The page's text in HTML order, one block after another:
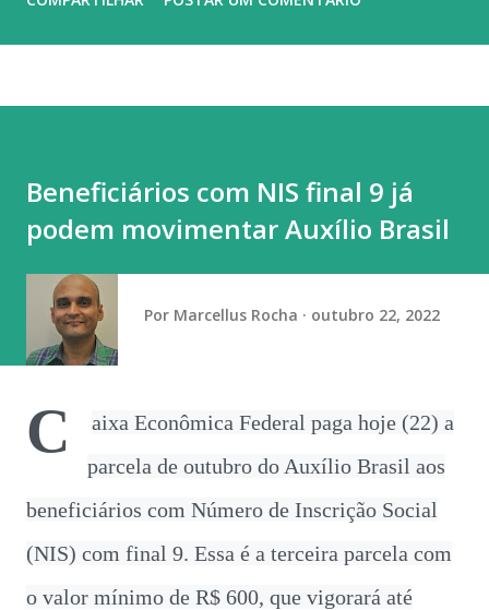
Central (BC) do Brasil estuda interligar o Pix com sistemas
interligações bilaterais como a participação em hubs
multilaterais. Essas interligações permitiriam a realização
disponibilização dos recursos em moeda local em poucos
segundos”, diz o BC. A agenda de novos produtos e
funcionalidades do Pix foi divulgada, nesta segunda-feira
informou ainda ...
Beneficiários com NIS final 9 já
podem movimentar Auxílio Brasil
Por Marcellus Rocha outubro 22, 2022
C
aixa Econômica Federal paga hoje (22) a
parcela de outubro do Auxílio Brasil aos
beneficiários com Número de Inscrição Social
(NIS) com final 9. Essa é a terceira parcela com
o valor mínimo de R$ 600, que vigorará até